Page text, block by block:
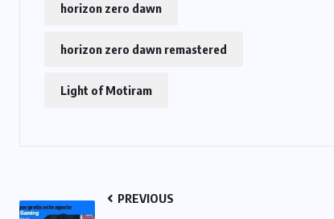
horizon zero dawn
horizon zero dawn remastered
Light of Motiram
PREVIOUS